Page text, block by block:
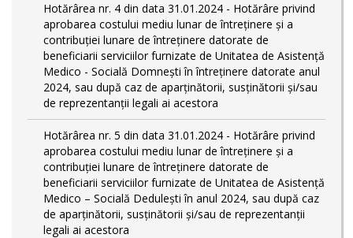
Hotărârea nr. 4 din data 31.01.2024 - Hotărâre privind
aprobarea costului mediu lunar de întreținere și a
contribuției lunare de întreținere datorate de
beneficiarii serviciilor furnizate de Unitatea de Asistență
Medico - Socială Domnești în întreținere datorate anul
2024, sau după caz de aparținătorii, susținătorii și/sau
de reprezentanții legali ai acestora
Hotărârea nr. 5 din data 31.01.2024 - Hotărâre privind
aprobarea costului mediu lunar de întreținere și a
contribuției lunare de întreținere datorate de
beneficiarii serviciilor furnizate de Unitatea de Asistență
Medico – Socială Dedulești în anul 2024, sau după caz
de aparținătorii, susținătorii și/sau de reprezentanții
legali ai acestora